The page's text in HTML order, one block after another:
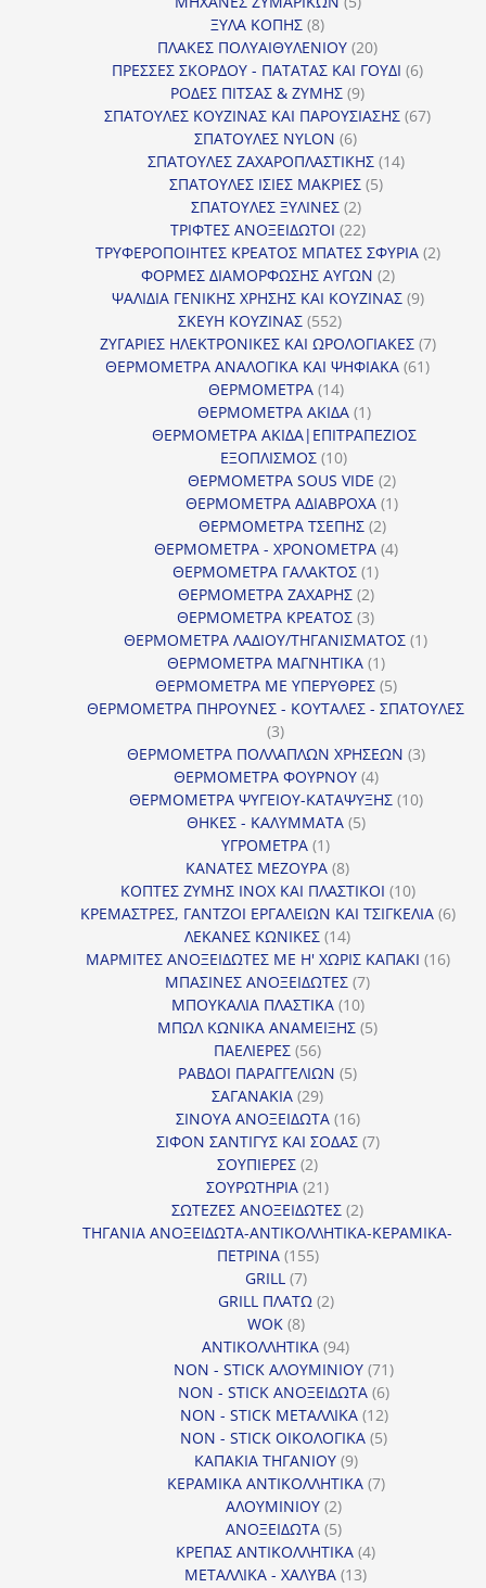
ΞΥΛΑ ΚΟΠΗΣ 88
προϊόντα
ΠΛΑΚΕΣ ΠΟΛΥΑΙΘΥΛΕΝΙΟΥ 2020
προϊόντα
ΠΡΕΣΣΕΣ ΣΚΟΡΔΟΥ - ΠΑΤΑΤΑΣ ΚΑΙ ΓΟΥΔΙ 66
ΡΟΔΕΣ ΠΙΤΣΑΣ & ΖΥΜΗΣ 99
προϊόντα
ΣΠΑΤΟΥΛΕΣ ΚΟΥΖΙΝΑΣ ΚΑΙ ΠΑΡΟΥΣΙΑΣΗΣ 6767
ΣΠΑΤΟΥΛΕΣ NYLON 66
προϊόντα
ΣΠΑΤΟΥΛΕΣ ΖΑΧΑΡΟΠΛΑΣΤΙΚΗΣ 1414
ΣΠΑΤΟΥΛΕΣ ΙΣΙΕΣ ΜΑΚΡΙΕΣ 55
ΣΠΑΤΟΥΛΕΣ ΞΥΛΙΝΕΣ 22
προϊόντα
ΤΡΙΦΤΕΣ ΑΝΟΞΕΙΔΩΤΟΙ 2222
προϊόντα
ΤΡΥΦΕΡΟΠΟΙΗΤΕΣ ΚΡΕΑΤΟΣ ΜΠΑΤΕΣ ΣΦΥΡΙΑ 22
ΦΟΡΜΕΣ ΔΙΑΜΟΡΦΩΣΗΣ ΑΥΓΩΝ 22
προϊόντα
ΨΑΛΙΔΙΑ ΓΕΝΙΚΗΣ ΧΡΗΣΗΣ ΚΑΙ ΚΟΥΖΙΝΑΣ 99
ΣΚΕΥΗ ΚΟΥΖΙΝΑΣ 552552
προϊόντα
ΖΥΓΑΡΙΕΣ ΗΛΕΚΤΡΟΝΙΚΕΣ ΚΑΙ ΩΡΟΛΟΓΙΑΚΕΣ 77
ΘΕΡΜΟΜΕΤΡΑ ΑΝΑΛΟΓΙΚΑ ΚΑΙ ΨΗΦΙΑΚΑ 6161
ΘΕΡΜΟΜΕΤΡΑ 1414
προϊόντα
ΘΕΡΜΟΜΕΤΡΑ ΑΚΙΔΑ 11
προϊόν
ΘΕΡΜΟΜΕΤΡΑ ΑΚΙΔΑ|ΕΠΙΤΡΑΠΕΖΙΟΣ
ΕΞΟΠΛΙΣΜΟΣ 1010
προϊόντα
ΘΕΡΜΟΜΕΤΡΑ SOUS VIDE 22
προϊόντα
ΘΕΡΜΟΜΕΤΡΑ ΑΔΙΑΒΡΟΧΑ 11
ΘΕΡΜΟΜΕΤΡΑ ΤΣΕΠΗΣ 22
προϊόντα
ΘΕΡΜΟΜΕΤΡΑ - ΧΡΟΝΟΜΕΤΡΑ 44
ΘΕΡΜΟΜΕΤΡΑ ΓΑΛΑΚΤΟΣ 11
προϊόν
ΘΕΡΜΟΜΕΤΡΑ ΖΑΧΑΡΗΣ 22
προϊόντα
ΘΕΡΜΟΜΕΤΡΑ ΚΡΕΑΤΟΣ 33
προϊόντα
ΘΕΡΜΟΜΕΤΡΑ ΛΑΔΙΟΥ/ΤΗΓΑΝΙΣΜΑΤΟΣ 11
ΘΕΡΜΟΜΕΤΡΑ ΜΑΓΝΗΤΙΚΑ 11
προϊόν
ΘΕΡΜΟΜΕΤΡΑ ΜΕ ΥΠΕΡΥΘΡΕΣ 55
προϊόντα
ΘΕΡΜΟΜΕΤΡΑ ΠΗΡΟΥΝΕΣ - ΚΟΥΤΑΛΕΣ - ΣΠΑΤΟΥΛΕΣ
33
προϊόντα
ΘΕΡΜΟΜΕΤΡΑ ΠΟΛΛΑΠΛΩΝ ΧΡΗΣΕΩΝ 33
ΘΕΡΜΟΜΕΤΡΑ ΦΟΥΡΝΟΥ 44
προϊόντα
ΘΕΡΜΟΜΕΤΡΑ ΨΥΓΕΙΟΥ-ΚΑΤΑΨΥΞΗΣ 1010
ΘΗΚΕΣ - ΚΑΛΥΜΜΑΤΑ 55
ΥΓΡΟΜΕΤΡΑ 11
προϊόν
ΚΑΝΑΤΕΣ ΜΕΖΟΥΡΑ 88
προϊόντα
ΚΟΠΤΕΣ ΖΥΜΗΣ INOX ΚΑΙ ΠΛΑΣΤΙΚΟΙ 1010
προϊόντα
ΚΡΕΜΑΣΤΡΕΣ, ΓΑΝΤΖΟΙ ΕΡΓΑΛΕΙΩΝ ΚΑΙ ΤΣΙΓΚΕΛΙΑ 66
ΛΕΚΑΝΕΣ ΚΩΝΙΚΕΣ 1414
προϊόντα
ΜΑΡΜΙΤΕΣ ΑΝΟΞΕΙΔΩΤΕΣ ΜΕ Η' ΧΩΡΙΣ ΚΑΠΑΚΙ 1616
ΜΠΑΣΙΝΕΣ ΑΝΟΞΕΙΔΩΤΕΣ 77
ΜΠΟΥΚΑΛΙΑ ΠΛΑΣΤΙΚΑ 1010
προϊόντα
ΜΠΩΛ ΚΩΝΙΚΑ ΑΝΑΜΕΙΞΗΣ 55
ΠΑΕΛΙΕΡΕΣ 5656
προϊόντα
ΡΑΒΔΟΙ ΠΑΡΑΓΓΕΛΙΩΝ 55
ΣΑΓΑΝΑΚΙΑ 2929
προϊόντα
ΣΙΝΟΥΑ ΑΝΟΞΕΙΔΩΤΑ 1616
προϊόντα
ΣΙΦΟΝ ΣΑΝΤΙΓΥΣ ΚΑΙ ΣΟΔΑΣ 77
ΣΟΥΠΙΕΡΕΣ 22
προϊόντα
ΣΟΥΡΩΤΗΡΙΑ 2121
προϊόντα
ΣΩΤΕΖΕΣ ΑΝΟΞΕΙΔΩΤΕΣ 22
προϊόντα
ΤΗΓΑΝΙΑ ΑΝΟΞΕΙΔΩΤΑ-ΑΝΤΙΚΟΛΛΗΤΙΚΑ-ΚΕΡΑΜΙΚΑ-
ΠΕΤΡΙΝΑ 155155
GRILL 77
προϊόντα
GRILL ΠΛΑΤΩ 22
WOK 88
προϊόντα
ΑΝΤΙΚΟΛΛΗΤΙΚΑ 9494
προϊόντα
NON - STICK ΑΛΟΥΜΙΝΙΟΥ 7171
προϊόντα
NON - STICK ΑΝΟΞΕΙΔΩΤΑ 66
προϊόντα
NON - STICK ΜΕΤΑΛΛΙΚΑ 1212
προϊόντα
NON - STICK ΟΙΚΟΛΟΓΙΚΑ 55
ΚΑΠΑΚΙΑ ΤΗΓΑΝΙΟΥ 99
προϊόντα
ΚΕΡΑΜΙΚΑ ΑΝΤΙΚΟΛΛΗΤΙΚΑ 77
ΑΛΟΥΜΙΝΙΟΥ 22
προϊόντα
ΑΝΟΞΕΙΔΩΤΑ 55
προϊόντα
ΚΡΕΠΑΣ ΑΝΤΙΚΟΛΛΗΤΙΚΑ 44
ΜΕΤΑΛΛΙΚΑ - ΧΑΛΥΒΑ 1313